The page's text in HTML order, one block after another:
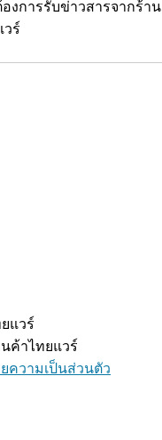
งการรับข่าวสารจากร้าน
วร์
แวร์
ค้าไทยแวร์
ความเป็นส่วนตัว